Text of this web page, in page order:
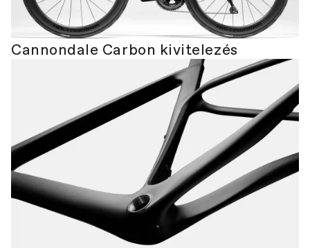
Cannondale Carbon kivitelezés